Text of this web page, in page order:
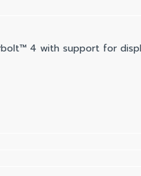
4 with support for